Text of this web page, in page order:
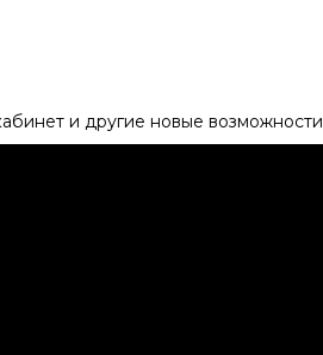
и другие новые возможности